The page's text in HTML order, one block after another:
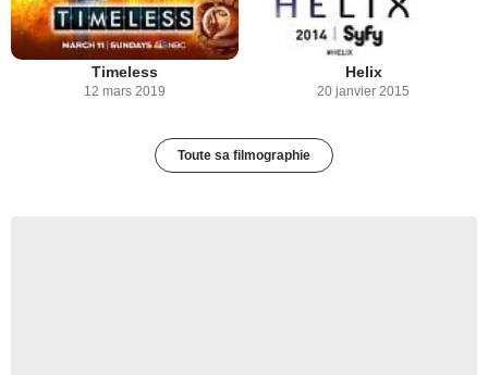
Timeless
12 mars 2019
Helix
20 janvier 2015
Toute sa filmographie